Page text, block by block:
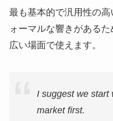
最も基本的で汎用性の
ォーマルな響きがある
広い場面で使えます。
I suggest we start
market first.